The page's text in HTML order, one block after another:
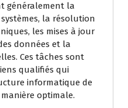
généralement la
la résolution
les mises à jour
données et la
Ces tâches sont
qualifiés qui
informatique de
optimale.